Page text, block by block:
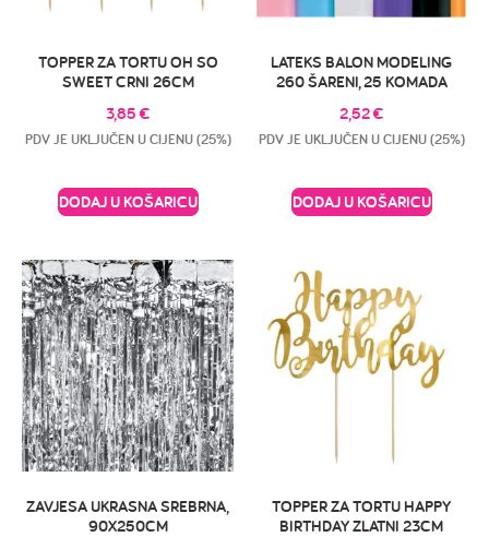
TOPPER ZA TORTU OH SO
SWEET CRNI 26CM
3,85 €
PDV JE UKLJUČEN U CIJENU (25%)
DODAJ U KOŠARICU
LATEKS BALON MODELING
260 ŠARENI, 25 KOMADA
2,52€
PDV JE UKLJUČEN U CIJENU (25%)
DODAJ U KOŠARICU
ZAVJESA UKRASNA SREBRNA,
90X250CM
TOPPER ZA TORTU HAPPY
BIRTHDAY ZLATNI 23CM